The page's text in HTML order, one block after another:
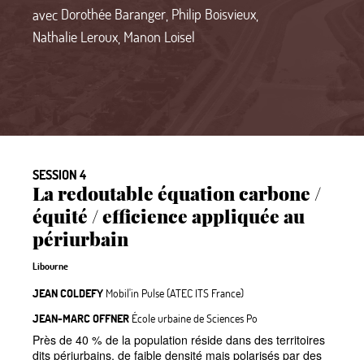
avec Dorothée Baranger Philip Boisvieux
Nathalie Leroux Manon Loisel
SESSION 4
La redoutable équation carbone /
équité / efficience appliquée au
périurbain
Libourne
JEAN COLDEFY Mobil'in Pulse (ATEC ITS France)
JEAN-MARC OFFNER École urbaine de Sciences Po
Près de 40 % de la population réside dans des territoires
dits périurbains, de faible densité mais polarisés par des